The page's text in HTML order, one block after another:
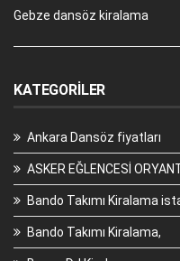
Gebze dansöz kiralama
KATEGORILER
Ankara Dansöz fiyatları
ASKER EĞLENCESİ
Bando Takımı Kiralama
Bando Takımı Kiralama,